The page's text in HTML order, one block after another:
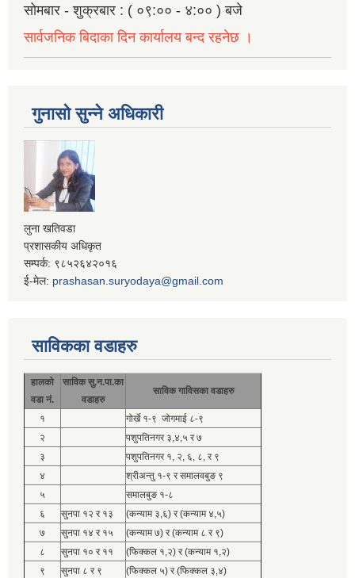
सोमबार - शुक्रबार : ( ०९:०० - ४:०० ) बजे
सार्वजनिक बिदाका दिन कार्यालय बन्द रहनेछ ।
गुनासो सुन्ने अधिकारी
लुना खतिवडा
प्रशासकीय अधिकृत
सम्पर्क: ९८५२६४२०१६
ई-मेल: prashasan.suryodaya@gmail.com
साविकका वडाहरु
हालको
वडा नं.
साविक सु.न.पा.का
वडाहरु
साविक गाविसका वडाहरु
१
गोर्खे १-९ जोगमाई ८-९
२
पशुपतिनगर ३,४,५ र ७
३
पशुपतिनगर १, २, ६, ८, र ९
४
श्रीअन्तु १-९ र समालवबुङ ९
५
समालबुङ १-८
६
सुनपा १२ र १३
(कन्याम ३,६) र (कन्याम ४,५)
७
सुनपा १४ र १५
(कन्याम ७) र (कन्याम ८ र ९)
८
सुनपा १० र ११
(फिक्कल १,२) र (कन्याम १,२)
९
सुनपा ८ र ९
(फिक्कल ५) र (फिक्कल ३,४)